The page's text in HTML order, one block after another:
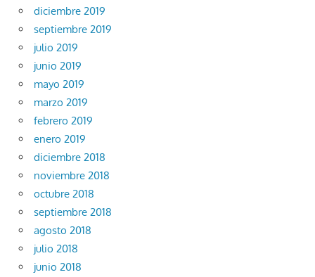
diciembre 2019
septiembre 2019
julio 2019
junio 2019
mayo 2019
marzo 2019
febrero 2019
enero 2019
diciembre 2018
noviembre 2018
octubre 2018
septiembre 2018
agosto 2018
julio 2018
junio 2018